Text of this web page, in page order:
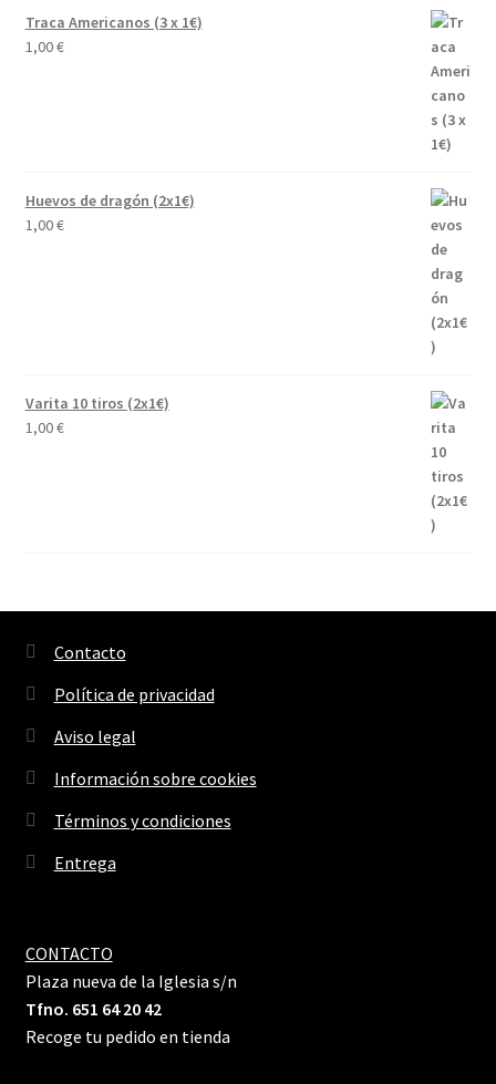
Traca Americanos (3 x 1€)
1,00€
Huevos de dragón (2x1€)
1,00€
Varita 10 tiros (2x1€)
1,00€
Contacto
Política de privacidad
Aviso legal
Información sobre cookies
Términos y condiciones
Entrega
CONTACTO
Plaza nueva de la Iglesia s/n
Tfno. 651 64 20 42
Recoge tu pedido en tienda